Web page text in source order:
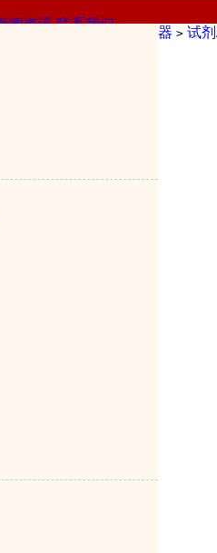
闻资讯 联系我们
赛伦仪器 > 试